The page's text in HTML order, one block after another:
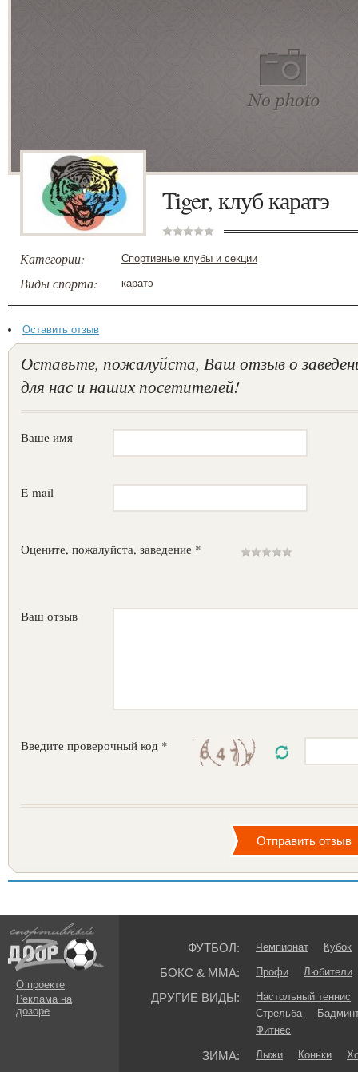
Tiger, клуб каратэ
Категории: Спортивные клубы и секции
Виды спорта: каратэ
Оставить отзыв
Оставьте, пожалуйста, Ваш отзыв о
для нас и наших посетителей!
Ваше имя
E-mail
Оцените, пожалуйста, заведение *
Ваш отзыв
Введите проверочный код *
О проекте
Реклама на
дозоре
ФУТБОЛ: Чемпионат Кубок
БОКС & ММА: Профи Любители
ДРУГИЕ ВИДЫ:
Настольный теннис
Стрельба
Фитнес
ЗИМА: Лыжи Коньки